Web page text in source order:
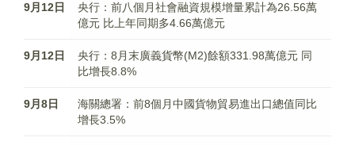
9月12日
央行：前八個月社會融資規模增量累計為26.56萬
億元 比上年同期多4.66萬億元
9月12日
央行：8月末廣義貨幣(M2)餘額331.98萬億元 同
比增長8.8%
9月8日
海關總署：前8個月中國貨物貿易進出口總值同比
增長3.5%